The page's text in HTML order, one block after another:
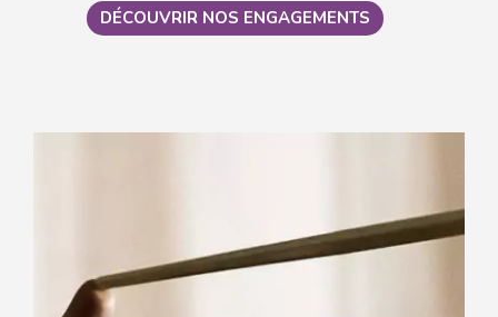
DÉCOUVRIR NOS ENGAGEMENTS